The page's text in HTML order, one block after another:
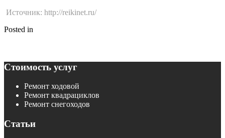
Источник: http://reikinet.ru/
Posted in
записям
Стоимость услуг
Ремонт ходовой
Ремонт квадрациклов
Ремонт снегоходов
Статьи